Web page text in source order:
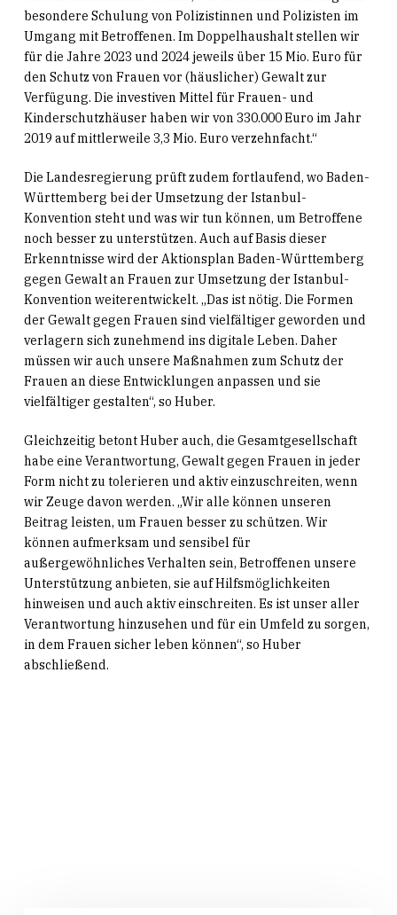
besondere Schulung von Polizistinnen und Polizisten im
Umgang mit Betroffenen. Im Doppelhaushalt stellen wir
für die Jahre 2023 und 2024 jeweils über 15 Mio. Euro für
den Schutz von Frauen vor (häuslicher) Gewalt zur
Verfügung. Die investiven Mittel für Frauen- und
Kinderschutzhäuser haben wir von 330.000 Euro im Jahr
2019 auf mittlerweile 3,3 Mio. Euro verzehnfacht.“
Die Landesregierung prüft zudem fortlaufend, wo Baden-
Württemberg bei der Umsetzung der Istanbul-
Konvention steht und was wir tun können, um Betroffene
noch besser zu unterstützen. Auch auf Basis dieser
Erkenntnisse wird der Aktionsplan Baden-Württemberg
gegen Gewalt an Frauen zur Umsetzung der Istanbul-
Konvention weiterentwickelt. „Das ist nötig. Die Formen
der Gewalt gegen Frauen sind vielfältiger geworden und
verlagern sich zunehmend ins digitale Leben. Daher
müssen wir auch unsere Maßnahmen zum Schutz der
Frauen an diese Entwicklungen anpassen und sie
vielfältiger gestalten“, so Huber.
Gleichzeitig betont Huber auch, die Gesamtgesellschaft
habe eine Verantwortung, Gewalt gegen Frauen in jeder
Form nicht zu tolerieren und aktiv einzuschreiten, wenn
wir Zeuge davon werden. „Wir alle können unseren
Beitrag leisten, um Frauen besser zu schützen. Wir
können aufmerksam und sensibel für
außergewöhnliches Verhalten sein, Betroffenen unsere
Unterstützung anbieten, sie auf Hilfsmöglichkeiten
hinweisen und auch aktiv einschreiten. Es ist unser aller
Verantwortung hinzusehen und für ein Umfeld zu sorgen,
in dem Frauen sicher leben können“, so Huber
abschließend.